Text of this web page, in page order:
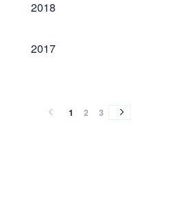
2018
2017
2017
1 2 3